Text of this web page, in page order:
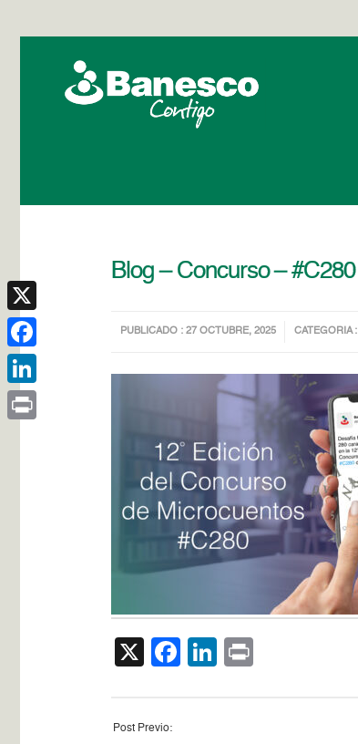
Blog – Concurso – #C280
PUBLICADO : 27 OCTUBRE, 2025 CATEGORIA :
X Facebook
LinkedIn
Post Previo:
X
Facebook
LinkedIn